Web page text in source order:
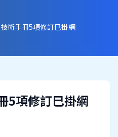
術手冊5項修訂巳掛網
5項修訂巳掛網